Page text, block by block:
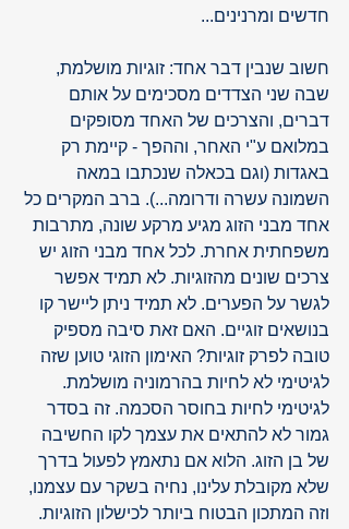
חדשים ומרנינים...
חשוב שנבין דבר אחד: זוגיות מושלמת,
שבה שני הצדדים מסכימים על אותם
דברים, והצרכים של האחד מסופקים
במלואם ע"י האחר, וההפך - קיימת רק
באגדות (וגם בכאלה שנכתבו במאה
השמונה עשרה ודרומה...). ברב המקרים כל
אחד מבני הזוג מגיע מרקע שונה, מתרבות
משפחתית אחרת. לכל אחד מבני הזוג יש
צרכים שונים מהזוגיות. לא תמיד אפשר
לגשר על הפערים. לא תמיד ניתן ליישר קו
בנושאים זוגיים. האם זאת סיבה מספיק
טובה לפרק זוגיות? האימון הזוגי טוען שזה
לגיטימי לא לחיות בהרמוניה מושלמת.
לגיטימי לחיות בחוסר הסכמה. זה בסדר
גמור לא להתאים את עצמך לקו החשיבה
של בן הזוג. הלוא אם נתאמץ לפעול בדרך
שלא מקובלת עלינו, נחיה בשקר עם עצמנו,
וזה המתכון הבטוח ביותר לכישלון הזוגיות.